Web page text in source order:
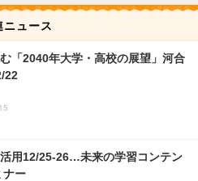
ニュース
「2040年大学・高校の展望」河合
22
用12/25-26…未来の学習コンテン
ナー